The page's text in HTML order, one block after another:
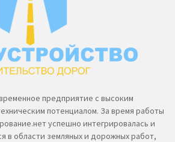
предприятие с высоким
потенциалом. За время работы
успешно интегрировалась и
в области земляных и дорожных работ,